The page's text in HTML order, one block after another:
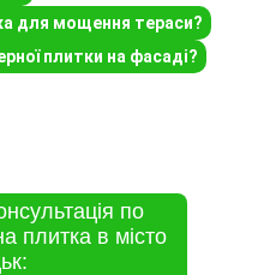
для мощення тераси?
плитки на фасаді?
по
плитка в місто